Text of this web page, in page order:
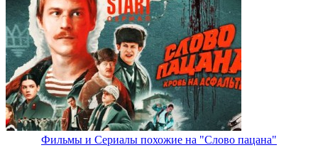
Фильмы и Сериалы похожие на "Слово пацана"